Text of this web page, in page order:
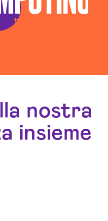
nostra
insieme